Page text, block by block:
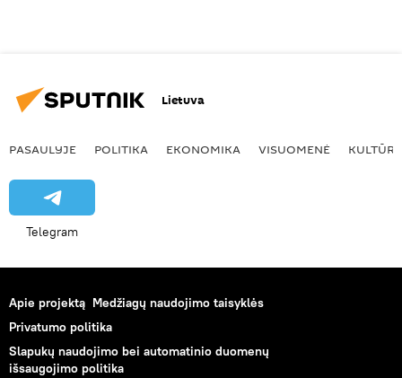
Lietuva
PASAULYJE POLITIKA EKONOMIKA VISUOMENĖ KULTŪRA
Telegram
Apie projektą Medžiagų naudojimo taisyklės
Privatumo politika
Slapukų naudojimo bei automatinio duomenų
išsaugojimo politika